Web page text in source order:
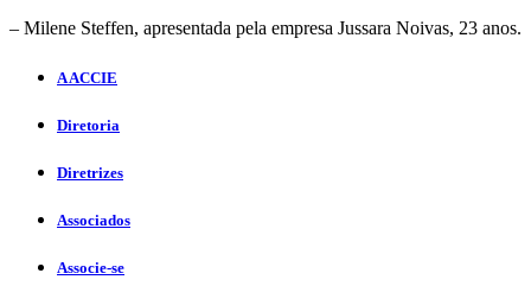
– Milene Steffen, apresentada pela empresa Jussara Noivas, 23 anos.
A ACCIE
Diretoria
Diretrizes
Associados
Associe-se